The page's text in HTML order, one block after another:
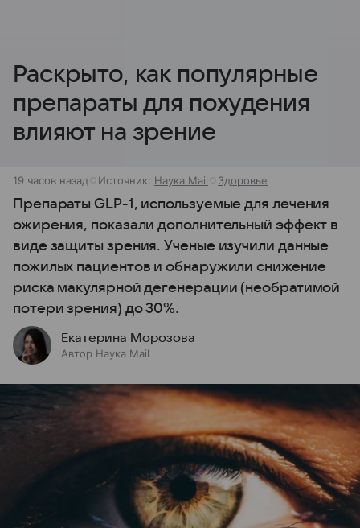
Раскрыто, как популярные
препараты для похудения
влияют на зрение
19 часов назад Источник: Наука Mail Здоровье
Препараты GLP-1, используемые для лечения
ожирения, показали дополнительный эффект в
виде защиты зрения. Ученые изучили данные
пожилых пациентов и обнаружили снижение
риска макулярной дегенерации (необратимой
потери зрения) до 30%.
Екатерина Морозова
Автор Наука Mail